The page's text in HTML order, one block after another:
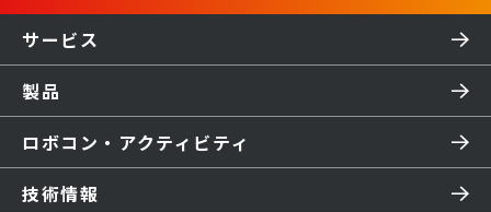
サービス
製品
ロボコン・アクティビティ
技術情報